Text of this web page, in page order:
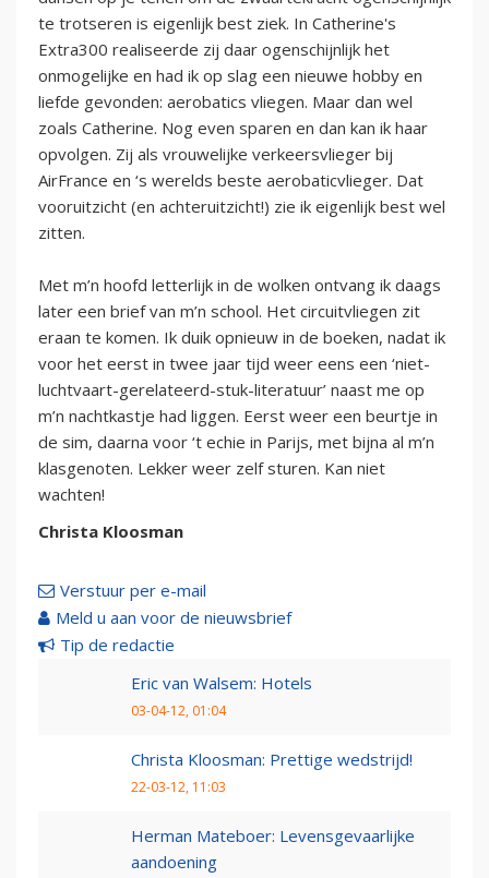
te trotseren is eigenlijk best ziek. In Catherine's
Extra300 realiseerde zij daar ogenschijnlijk het
onmogelijke en had ik op slag een nieuwe hobby en
liefde gevonden: aerobatics vliegen. Maar dan wel
zoals Catherine. Nog even sparen en dan kan ik haar
opvolgen. Zij als vrouwelijke verkeersvlieger bij
AirFrance en ‘s werelds beste aerobaticvlieger. Dat
vooruitzicht (en achteruitzicht!) zie ik eigenlijk best wel
zitten.
Met m’n hoofd letterlijk in de wolken ontvang ik daags
later een brief van m’n school. Het circuitvliegen zit
eraan te komen. Ik duik opnieuw in de boeken, nadat ik
voor het eerst in twee jaar tijd weer eens een ‘niet-
luchtvaart-gerelateerd-stuk-literatuur’ naast me op
m’n nachtkastje had liggen. Eerst weer een beurtje in
de sim, daarna voor ‘t echie in Parijs, met bijna al m’n
klasgenoten. Lekker weer zelf sturen. Kan niet
wachten!
Christa Kloosman
Verstuur per e-mail
Meld u aan voor de nieuwsbrief
Tip de redactie
Eric van Walsem: Hotels
03-04-12, 01:04
Christa Kloosman: Prettige wedstrijd!
22-03-12, 11:03
Herman Mateboer: Levensgevaarlijke
aandoening